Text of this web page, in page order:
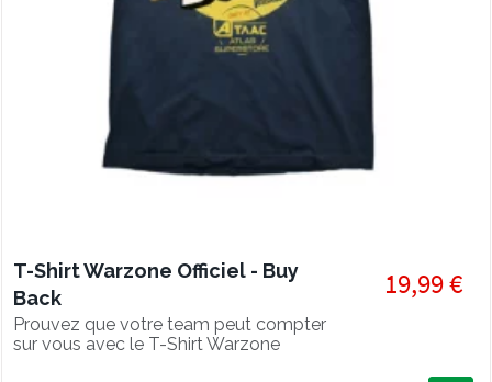
T-Shirt Warzone Officiel - Buy
Back
Prouvez que votre team peut compter
sur vous avec le T-Shirt Warzone
19,99 €